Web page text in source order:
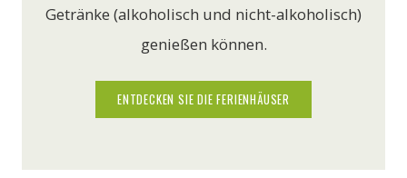
Getränke (alkoholisch und nicht-alkoholisch)
genießen können.
ENTDECKEN SIE DIE FERIENHÄUSER